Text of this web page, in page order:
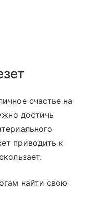
счастье на
достичь
приводить к
найти свою